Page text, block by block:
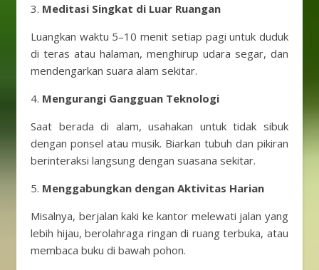
3. Meditasi Singkat di Luar Ruangan
Luangkan waktu 5–10 menit setiap pagi untuk duduk
di teras atau halaman, menghirup udara segar, dan
mendengarkan suara alam sekitar.
4. Mengurangi Gangguan Teknologi
Saat berada di alam, usahakan untuk tidak sibuk
dengan ponsel atau musik. Biarkan tubuh dan pikiran
berinteraksi langsung dengan suasana sekitar.
5. Menggabungkan dengan Aktivitas Harian
Misalnya, berjalan kaki ke kantor melewati jalan yang
lebih hijau, berolahraga ringan di ruang terbuka, atau
membaca buku di bawah pohon.